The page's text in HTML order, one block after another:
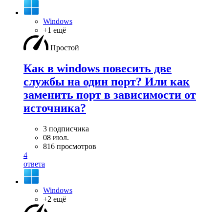
Windows
+1 ещё
Простой
Как в windows повесить две
службы на один порт? Или как
заменить порт в зависимости от
источника?
3 подписчика
08 июл.
816 просмотров
4
ответа
Windows
+2 ещё